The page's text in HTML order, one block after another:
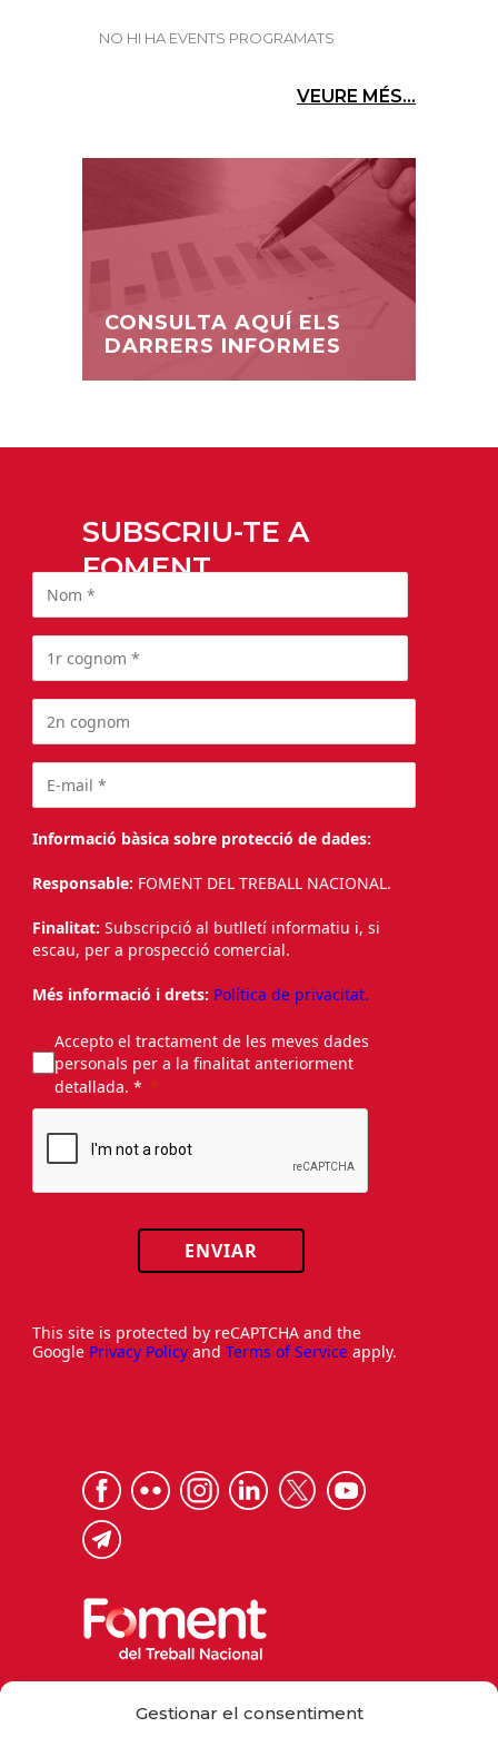
Gestionar el consentiment
NO HI HA EVENTS PROGRAMATS
VEURE MÉS...
CONSULTA AQUÍ ELS
DARRERS INFORMES
SUBSCRIU-TE A
FOMENT
Informació bàsica sobre protecció de dades:
Responsable: FOMENT DEL TREBALL NACIONAL.
Finalitat: Subscripció al butlletí informatiu i, si
escau, per a prospecció comercial.
Més informació i drets: Política de privacitat.
Accepto el tractament de les meves dades
personals per a la finalitat anteriorment
detallada. *
ENVIAR
This site is protected by reCAPTCHA and the
Google Privacy Policy and Terms of Service apply.